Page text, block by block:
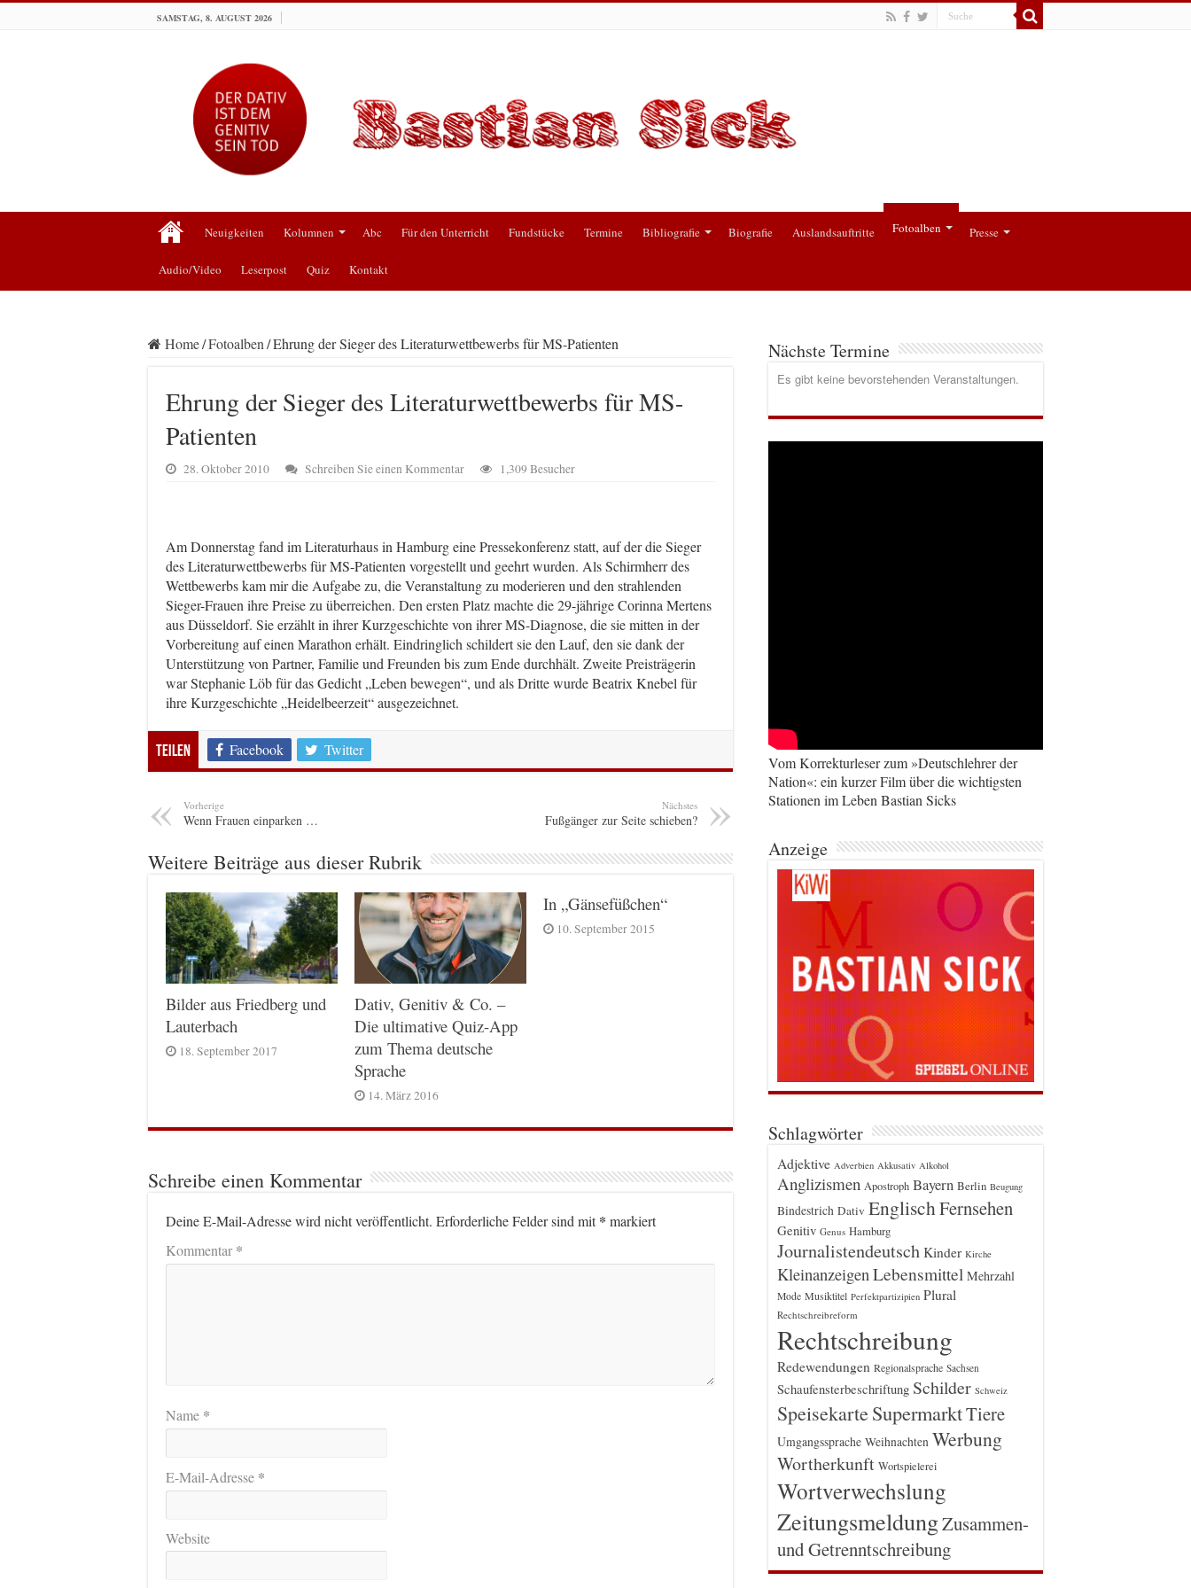
SAMSTAG, 8. AUGUST 2026
Neuigkeiten Kolumnen Abc Für den Unterricht Fundstücke Termine Bibliografie Biografie Auslandsauftritte Fotoalben Presse
Audio/Video Leserpost Quiz Kontakt
Home/Fotoalben/Ehrung der Sieger des Literaturwettbewerbs für MS-Patienten
Ehrung der Sieger des Literaturwettbewerbs für MS-
Patienten
28. Oktober 2010 Schreiben Sie einen Kommentar 1,309 Besucher
Am Donnerstag fand im Literaturhaus in Hamburg eine Pressekonferenz statt, auf der die Sieger
des Literaturwettbewerbs für MS-Patienten vorgestellt und geehrt wurden. Als Schirmherr des
Wettbewerbs kam mir die Aufgabe zu, die Veranstaltung zu moderieren und den strahlenden
Sieger-Frauen ihre Preise zu überreichen. Den ersten Platz machte die 29-jährige Corinna Mertens
aus Düsseldorf. Sie erzählt in ihrer Kurzgeschichte von ihrer MS-Diagnose, die sie mitten in der
Vorbereitung auf einen Marathon erhält. Eindringlich schildert sie den Lauf, den sie dank der
Unterstützung von Partner, Familie und Freunden bis zum Ende durchhält. Zweite Preisträgerin
war Stephanie Löb für das Gedicht „Leben bewegen“, und als Dritte wurde Beatrix Knebel für
ihre Kurzgeschichte „Heidelbeerzeit“ ausgezeichnet.
Teilen Facebook Twitter
Vorherige
Wenn Frauen einparken …
Nächstes
Fußgänger zur Seite schieben?
Weitere Beiträge aus dieser Rubrik
Bilder aus Friedberg und
Lauterbach
18. September 2017
Dativ, Genitiv & Co. –
Die ultimative Quiz-App
zum Thema deutsche
Sprache
14. März 2016
In „Gänsefüßchen“
10. September 2015
Schreibe einen Kommentar
Deine E-Mail-Adresse wird nicht veröffentlicht. Erforderliche Felder sind mit* markiert
Kommentar*
Name *
E-Mail-Adresse *
Website
Nächste Termine
Es gibt keine bevorstehenden Veranstaltungen.
Vom Korrekturleser zum »Deutschlehrer der
Nation«: ein kurzer Film über die wichtigsten
Stationen im Leben Bastian Sicks
Anzeige
Schlagwörter
Adjektive Adverbien Akkusativ Alkohol
Anglizismen Apostroph Bayern Berlin Beugung
Bindestrich Dativ EnglischFernsehen
Genitiv Genus Hamburg
Journalistendeutsch Kinder Kirche
Kleinanzeigen Lebensmittel Mehrzahl
Mode Musiktitel Perfektpartizipien Plural
Rechtschreibreform
Rechtschreibung
Redewendungen Regionalsprache Sachsen
Schaufensterbeschriftung Schilder Schweiz
Speisekarte SupermarktTiere
Umgangssprache Weihnachten Werbung
Wortherkunft Wortspielerei
Wortverwechslung
ZeitungsmeldungZusammen-
und Getrenntschreibung